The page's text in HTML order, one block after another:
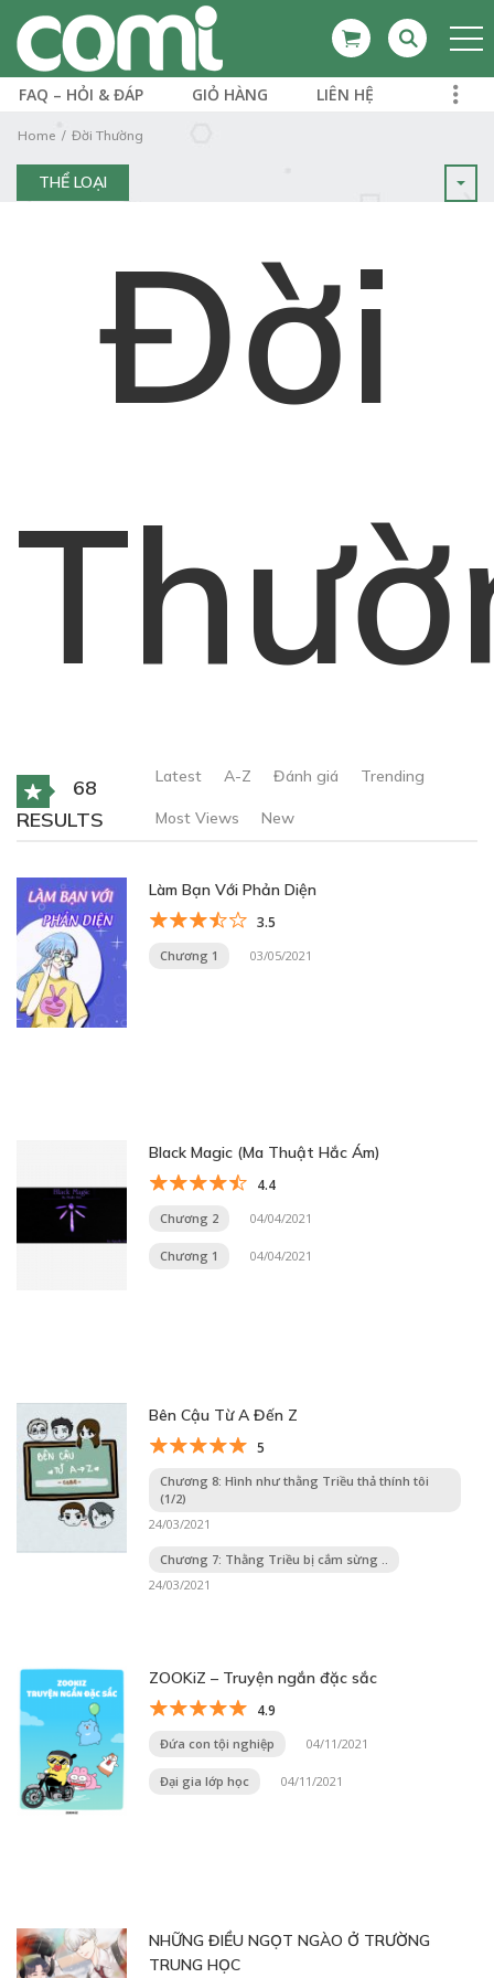
FAQ – HỎI & ĐÁP GIỎ HÀNG LIÊN HỆ
Home Đời Thường
THỂ LOẠI
Đời
68
RESULTS
Latest A-Z Đánh giá Trending
Most Views New
Làm Bạn Với Phản Diện
3.5
Chương 1 03/05/2021
Black Magic (Ma Thuật Hắc Ám)
4.4
Chương 2 04/04/2021
Chương 1 04/04/2021
Bên Cậu Từ A Đến Z
5
Chương 8: Hình như thằng Triều thả thính tôi
(1/2)
24/03/2021
Chương 7: Thằng Triều bị cắm sừng ..
24/03/2021
ZOOKiZ – Truyện ngắn đặc sắc
4.9
Đứa con tội nghiệp 04/11/2021
Đại gia lớp học 04/11/2021
NHỮNG ĐIỀU NGỌT NGÀO Ở TRƯỜNG
TRUNG HỌC